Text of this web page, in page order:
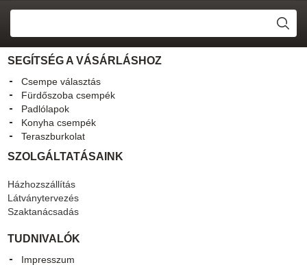
SEGÍTSÉG A VÁSÁRLÁSHOZ
Csempe választás
Fürdőszoba csempék
Padlólapok
Konyha csempék
Teraszburkolat
SZOLGÁLTATÁSAINK
Házhozszállítás
Látványtervezés
Szaktanácsadás
TUDNIVALÓK
Impresszum